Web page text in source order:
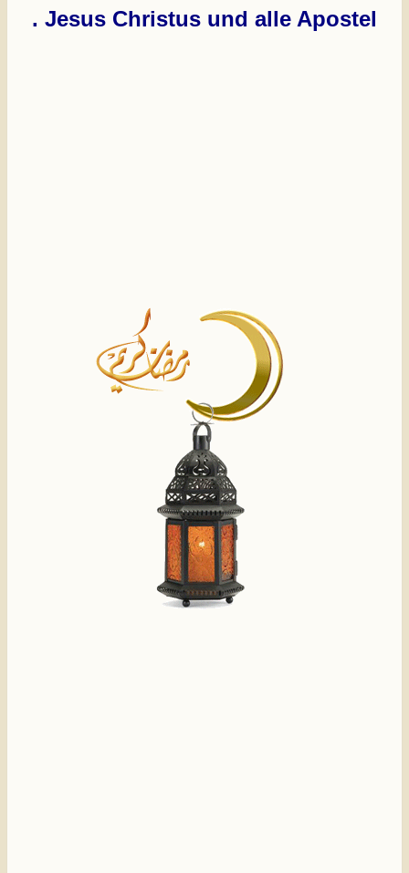
Jesus Christus und alle Apostel .